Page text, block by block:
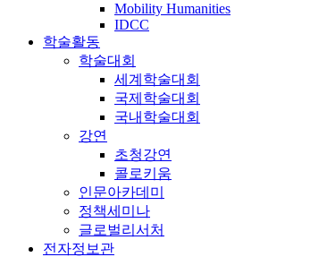
Mobility Humanities
IDCC
학술활동
학술대회
세계학술대회
국제학술대회
국내학술대회
강연
초청강연
콜로키움
인문아카데미
정책세미나
글로벌리서처
전자정보관